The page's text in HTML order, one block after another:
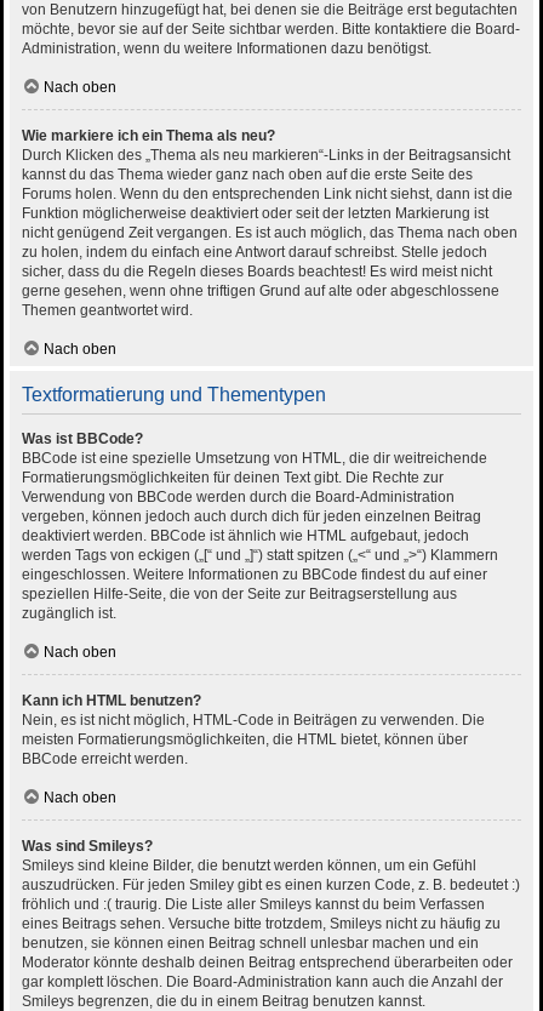
von Benutzern hinzugefügt hat, bei denen sie die Beiträge erst begutachten
möchte, bevor sie auf der Seite sichtbar werden. Bitte kontaktiere die Board-
Administration, wenn du weitere Informationen dazu benötigst.
Nach oben
Wie markiere ich ein Thema als neu?
Durch Klicken des „Thema als neu markieren“-Links in der Beitragsansicht
kannst du das Thema wieder ganz nach oben auf die erste Seite des
Forums holen. Wenn du den entsprechenden Link nicht siehst, dann ist die
Funktion möglicherweise deaktiviert oder seit der letzten Markierung ist
nicht genügend Zeit vergangen. Es ist auch möglich, das Thema nach oben
zu holen, indem du einfach eine Antwort darauf schreibst. Stelle jedoch
sicher, dass du die Regeln dieses Boards beachtest! Es wird meist nicht
gerne gesehen, wenn ohne triftigen Grund auf alte oder abgeschlossene
Themen geantwortet wird.
Nach oben
Textformatierung und Thementypen
Was ist BBCode?
BBCode ist eine spezielle Umsetzung von HTML, die dir weitreichende
Formatierungsmöglichkeiten für deinen Text gibt. Die Rechte zur
Verwendung von BBCode werden durch die Board-Administration
vergeben, können jedoch auch durch dich für jeden einzelnen Beitrag
deaktiviert werden. BBCode ist ähnlich wie HTML aufgebaut, jedoch
werden Tags von eckigen („[“ und „]“) statt spitzen („<“ und „>“) Klammern
eingeschlossen. Weitere Informationen zu BBCode findest du auf einer
speziellen Hilfe-Seite, die von der Seite zur Beitragserstellung aus
zugänglich ist.
Nach oben
Kann ich HTML benutzen?
Nein, es ist nicht möglich, HTML-Code in Beiträgen zu verwenden. Die
meisten Formatierungsmöglichkeiten, die HTML bietet, können über
BBCode erreicht werden.
Nach oben
Was sind Smileys?
Smileys sind kleine Bilder, die benutzt werden können, um ein Gefühl
auszudrücken. Für jeden Smiley gibt es einen kurzen Code, z. B. bedeutet :)
fröhlich und :( traurig. Die Liste aller Smileys kannst du beim Verfassen
eines Beitrags sehen. Versuche bitte trotzdem, Smileys nicht zu häufig zu
benutzen, sie können einen Beitrag schnell unlesbar machen und ein
Moderator könnte deshalb deinen Beitrag entsprechend überarbeiten oder
gar komplett löschen. Die Board-Administration kann auch die Anzahl der
Smileys begrenzen, die du in einem Beitrag benutzen kannst.